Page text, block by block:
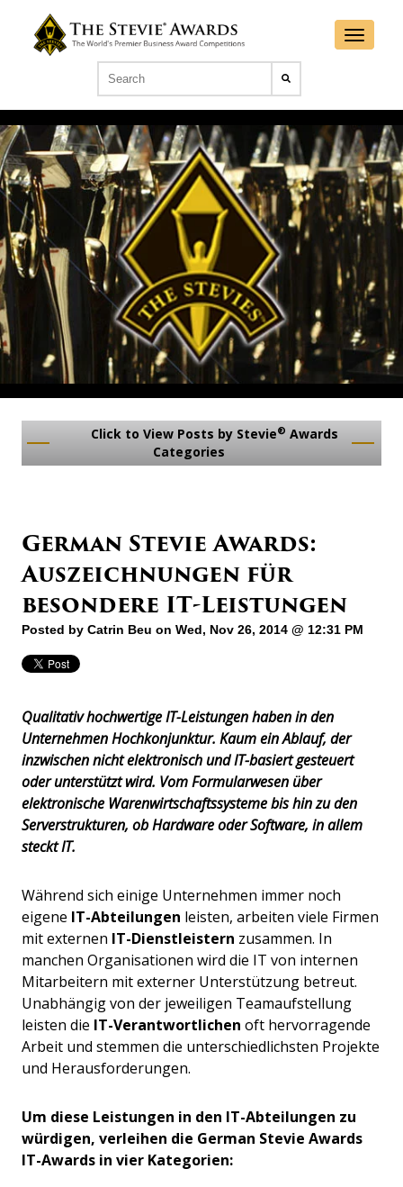
Click to View Posts by Stevie® Awards
Categories
German Stevie Awards:
Auszeichnungen für
besondere IT-Leistungen
Posted by Catrin Beu on Wed, Nov 26, 2014 @ 12:31 PM
Qualitativ hochwertige IT-Leistungen haben in den
Unternehmen Hochkonjunktur. Kaum ein Ablauf, der
inzwischen nicht elektronisch und IT-basiert gesteuert
oder unterstützt wird. Vom Formularwesen über
elektronische Warenwirtschaftssysteme bis hin zu den
Serverstrukturen, ob Hardware oder Software, in allem
steckt IT.
Während sich einige Unternehmen immer noch
eigene IT-Abteilungen leisten, arbeiten viele Firmen
mit externen IT-Dienstleistern zusammen. In
manchen Organisationen wird die IT von internen
Mitarbeitern mit externer Unterstützung betreut.
Unabhängig von der jeweiligen Teamaufstellung
leisten die IT-Verantwortlichen oft hervorragende
Arbeit und stemmen die unterschiedlichsten Projekte
und Herausforderungen.
Um diese Leistungen in den IT-Abteilungen zu
würdigen, verleihen die German Stevie Awards
IT-Awards in vier Kategorien: